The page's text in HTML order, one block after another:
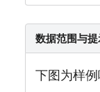
数据范围与提
下图为样